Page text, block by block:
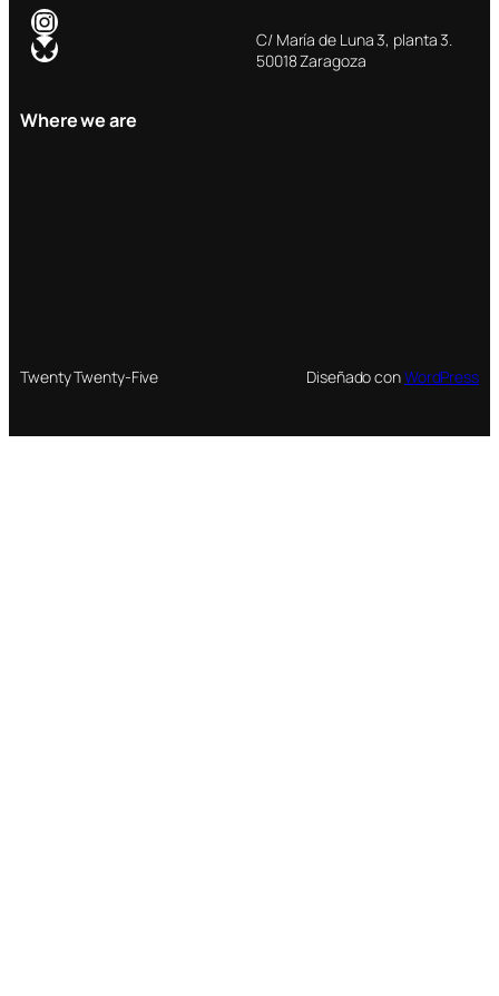
Instagram
Bluesky
C/ María de Luna 3, planta 3.
50018 Zaragoza
Where we are
Twenty Twenty-Five Diseñado conWordPress